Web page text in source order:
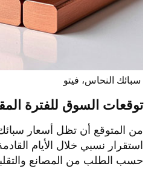
توقعات السوق للفترة
من المتوقع أن تظل أسعار
استقرار نسبي خلال الأيام
حسب الطلب من المصانع